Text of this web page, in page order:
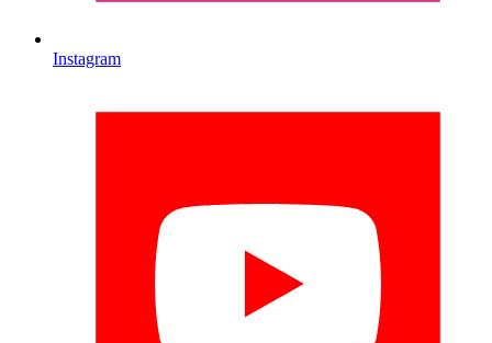
Instagram